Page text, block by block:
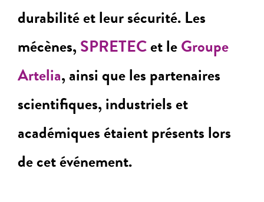
durabilité et leur sécurité. Les
mécènes, SPRETECet leGroupe
Artelia, ainsi que les partenaires
scientifiques, industriels et
académiques étaient présents lors
de cet événement.